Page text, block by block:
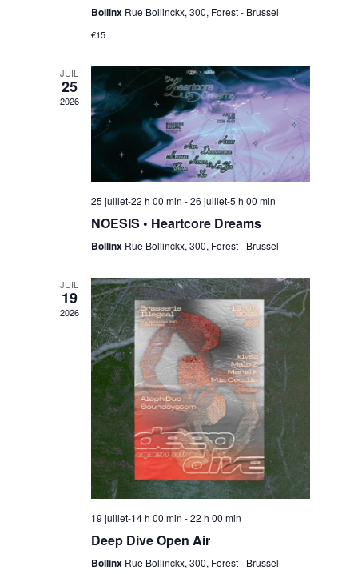
i
g
a
t
n
i
e
w
N
a
i
g
Bollinx Rue Bollinckx, 300, Forest - Brussel
€15
JUIL
25
2026
25 juillet-22 h 00 min -26 juillet-5 h 00 min
NOESIS • Heartcore Dreams
Bollinx Rue Bollinckx, 300, Forest - Brussel
JUIL
19
2026
19 juillet-14 h 00 min -22 h 00 min
Deep Dive Open Air
Bollinx Rue Bollinckx, 300, Forest - Brussel